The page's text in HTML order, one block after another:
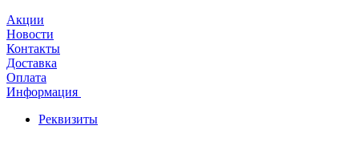
Акции
Новости
Контакты
Доставка
Оплата
Информация
Реквизиты